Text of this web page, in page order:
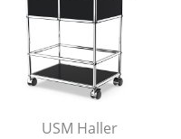
USM Haller